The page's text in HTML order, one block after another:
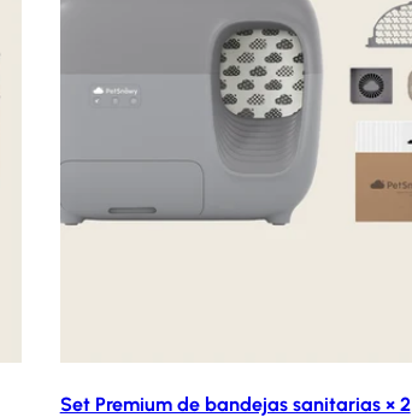
Set Premium de bandejas sanitarias × 2